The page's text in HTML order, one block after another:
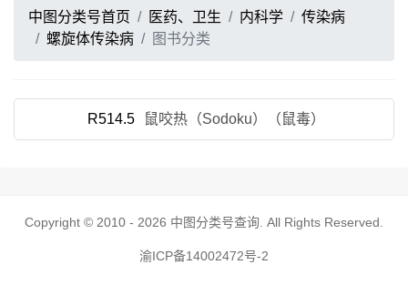
中图分类号首页 医药、卫生 内科学
传染病
螺旋体传染病
图书分类
R514.5 鼠咬热（Sodoku）（鼠毒）
Copyright © 2010 - 2026 中图分类号查询 . All Rights Reserved.
渝ICP备14002472号-2